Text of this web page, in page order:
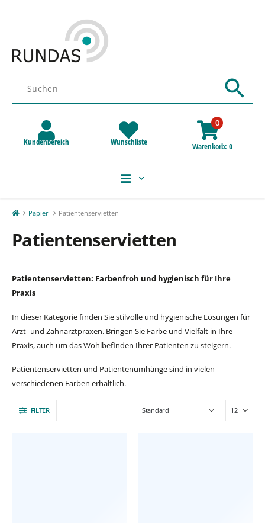
Kundenbereich Wunschliste
0
Warenkorb 0
Papier Patientenservietten
Patientenservietten
Patientenservietten: Farbenfroh und hygienisch für Ihre
Praxis
In dieser Kategorie finden Sie stilvolle und hygienische Lösungen für
Arzt- und Zahnarztpraxen. Bringen Sie Farbe und Vielfalt in Ihre
Praxis, auch um das Wohlbefinden Ihrer Patienten zu steigern.
Patientenservietten und Patientenumhänge sind in vielen
verschiedenen Farben erhältlich.
FILTER